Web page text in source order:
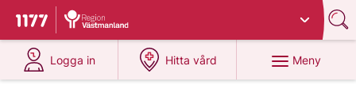
Till startsidan för 1177
Du har valt region
Logga in
på 1177.se
Hitta vård
på 1177.se
Meny